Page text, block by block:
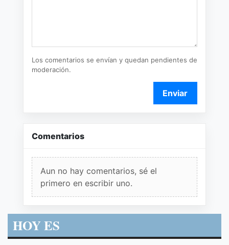
Los comentarios se envían y quedan pendientes de
moderación.
Enviar
Comentarios
Aun no hay comentarios, sé el
primero en escribir uno.
HOY ES